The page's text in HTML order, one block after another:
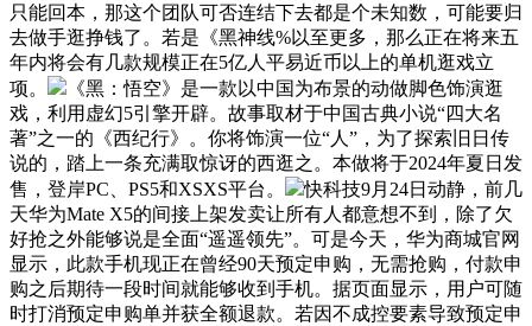
只能回本，那这个团队可否连结下去都是个未知数，可能要归
去做手逛挣钱了。若是《黑神线%以至更多，那么正在将来五
年内将会有几款规模正在5亿人平易近币以上的单机逛戏立
项。
《黑：悟空》是一款以中国为布景的动做脚色饰演逛
戏，利用虚幻5引擎开辟。故事取材于中国古典小说“四大名
著”之一的《西纪行》。你将饰演一位“人”，为了探索旧日传
说的，踏上一条充满取惊讶的西逛之。本做将于2024年夏日发
售，登岸PC、PS5和XSXS平台。
快科技9月24日动静，前几
天华为Mate X5的间接上架发卖让所有人都意想不到，除了欠
好抢之外能够说是全面“遥遥领先”。可是今天，华为商城官网
显示，此款手机现正在曾经90天预定申购，无需抢购，付款申
购之后期待一段时间就能够收到手机。据页面显示，用户可随
时打消预定申购单并获全额退款。若因不成控要素导致预定申